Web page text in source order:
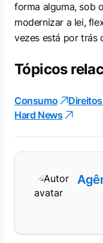
forma alguma, sob
modernizar a lei,
vezes está por trás
Tópicos
Consumo
Hard News